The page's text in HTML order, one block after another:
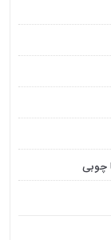
چوبی